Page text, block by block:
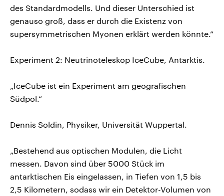
des Standardmodells. Und dieser Unterschied ist
genauso groß, dass er durch die Existenz von
supersymmetrischen Myonen erklärt werden könnte.“
Experiment 2: Neutrinoteleskop IceCube, Antarktis.
„IceCube ist ein Experiment am geografischen
Südpol.“
Dennis Soldin, Physiker, Universität Wuppertal.
„Bestehend aus optischen Modulen, die Licht
messen. Davon sind über 5000 Stück im
antarktischen Eis eingelassen, in Tiefen von 1,5 bis
2,5 Kilometern, sodass wir ein Detektor-Volumen von